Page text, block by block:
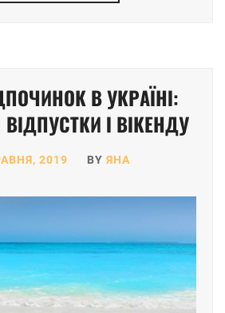
В УКРАЇНІ:
І ВІКЕНДУ
2019 BY ЯНА